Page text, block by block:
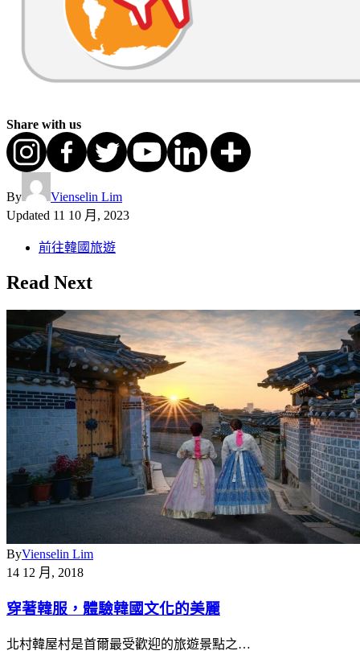
Share with us
By
Vienselin Lim
Updated 11 10 月, 2023
前往韓國旅遊
Read Next
ByVienselin Lim
14 12 月, 2018
穿著韓服，體驗韓國文化的美麗
北村韓屋村是首爾最受歡迎的旅遊景點之…